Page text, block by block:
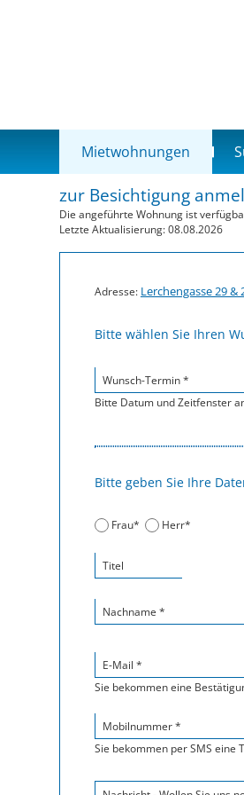
Mietwohnungen
zur Besichtigung
Die angeführte Wohnung ist
Letzte Aktualisierung: 08.08.2026
Adresse: Lerchengasse 29 &
Bitte wählen Sie Ihren
Wunsch-Termin *
Bitte Datum und Zeitfenster
Bitte geben Sie Ihre
Frau* Herr*
Titel
Nachname *
E-Mail *
Sie bekommen eine
Mobilnummer *
Sie bekommen per SMS